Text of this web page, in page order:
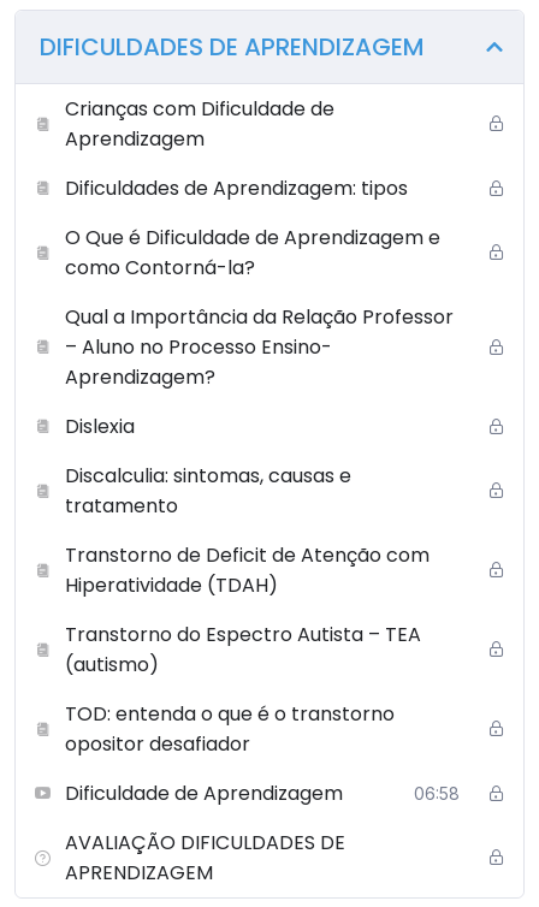
ESSA AULA CONTÉM O CONTEÚDO TEÓRICO QUE
SERVE COMO BASE NORTEADORA PARA A
AQUISIÇÃO DO CONHECIMENTO REFERENTE AO
TEMA DO CURSO.
DIFICULDADES DE APRENDIZAGEM
Crianças com Dificuldade de
Aprendizagem
Dificuldades de Aprendizagem: tipos
O Que é Dificuldade de Aprendizagem e
como Contorná-la?
Qual a Importância da Relação Professor
– Aluno no Processo Ensino-
Aprendizagem?
Dislexia
Discalculia: sintomas, causas e
tratamento
Transtorno de Deficit de Atenção com
Hiperatividade (TDAH)
Transtorno do Espectro Autista – TEA
(autismo)
TOD: entenda o que é o transtorno
opositor desafiador
Dificuldade de Aprendizagem
06:58
AVALIAÇÃO DIFICULDADES DE
APRENDIZAGEM